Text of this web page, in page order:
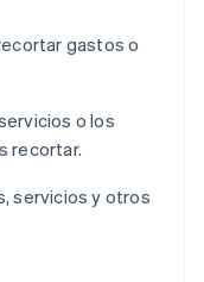
gastos o
o los
recortar.
servicios y otros